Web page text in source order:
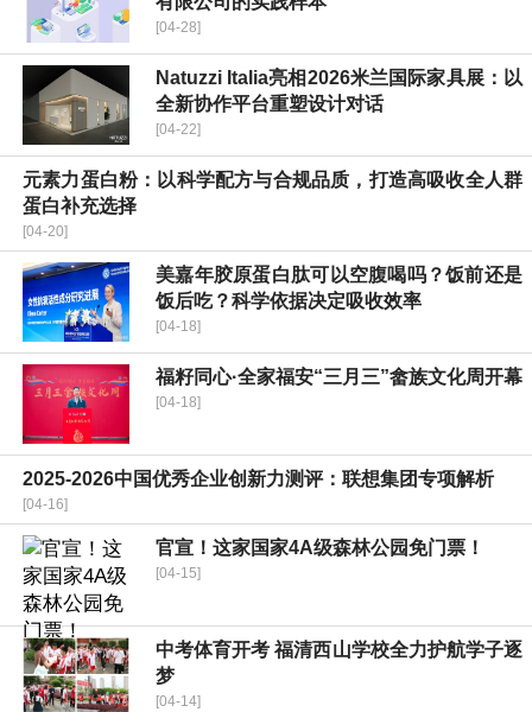
[04-28]
Natuzzi Italia亮相2026米兰国际家具展：以
全新协作平台重塑设计对话
[04-22]
元素力蛋白粉：以科学配方与合规品质，打造高吸收全人群
蛋白补充选择
[04-20]
美嘉年胶原蛋白肽可以空腹喝吗？饭前还是
饭后吃？科学依据决定吸收效率
[04-18]
福籽同心·全家福安“三月三”畲族文化周开幕
[04-18]
2025-2026中国优秀企业创新力测评：联想集团专项解析
[04-16]
官宣！这家国家4A级森林公园免门票！
[04-15]
中考体育开考 福清西山学校全力护航学子逐
梦
[04-14]